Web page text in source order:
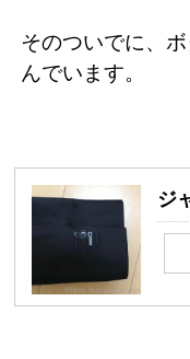
そのついでに、
んでいます。
ジ